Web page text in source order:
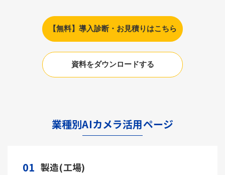
【無料】導入診断・お見積りはこちら
資料をダウンロードする
業種別AIカメラ活用ページ
01 製造(工場)